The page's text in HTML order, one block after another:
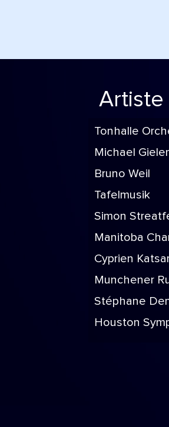
Artiste
Tonhalle
Michael
Bruno Weil
Tafelmusik
Simon
Manitoba
Cyprien
Munchener
Stéphane
Houston